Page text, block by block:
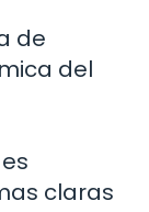
de
del
claras